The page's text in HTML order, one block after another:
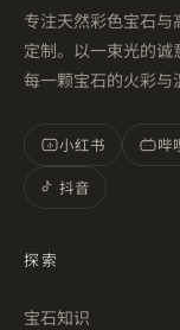
专注天然彩色宝石与
定制。以一束光的诚
每一颗宝石的火彩与
小 小红书
哔
抖音
探索
宝石知识